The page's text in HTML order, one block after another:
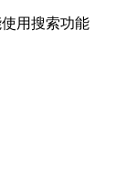
用搜索功能